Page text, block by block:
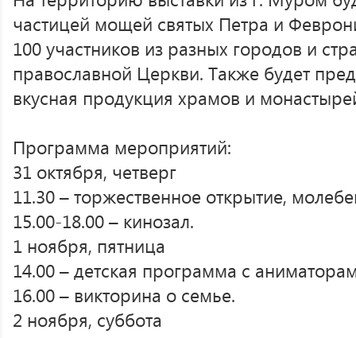
частицей мощей святых Петра и
100 участников из разных городов и
православной Церкви. Также будет
вкусная продукция храмов и
Программа мероприятий:
31 октября, четверг
11.30 – торжественное открытие,
15.00-18.00 – кинозал.
1 ноября, пятница
14.00 – детская программа с
16.00 – викторина о семье.
2 ноября, суббота